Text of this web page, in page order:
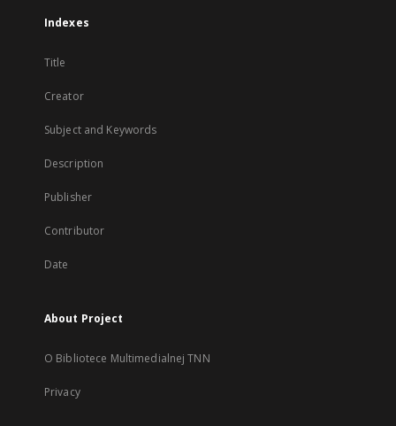
Indexes
Title
Creator
Subject and Keywords
Description
Publisher
Contributor
Date
About Project
O Bibliotece Multimedialnej TNN
Privacy